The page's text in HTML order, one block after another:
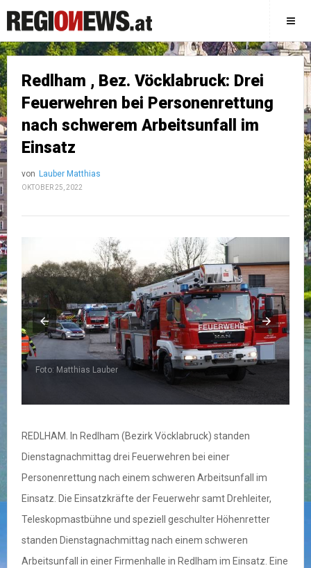
Redlham , Bez. Vöcklabruck: Drei
Feuerwehren bei Personenrettung
nach schwerem Arbeitsunfall im
Einsatz
von Lauber Matthias
OKTOBER 25, 2022
Foto: Matthias Lauber
REDLHAM. In Redlham (Bezirk Vöcklabruck) standen
Dienstagnachmittag drei Feuerwehren bei einer
Personenrettung nach einem schweren Arbeitsunfall im
Einsatz. Die Einsatzkräfte der Feuerwehr samt Drehleiter,
Teleskopmastbühne und speziell geschulter Höhenretter
standen Dienstagnachmittag nach einem schweren
Arbeitsunfall in einer Firmenhalle in Redlham im Einsatz. Eine